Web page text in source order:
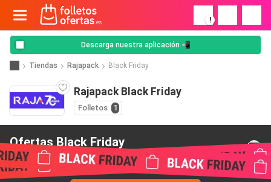
!
Descarga nuestra aplicación 📲
Tiendas Rajapack Black Friday
Rajapack Black Friday
Folletos 1
Ofertas Black Friday
de Rajapack